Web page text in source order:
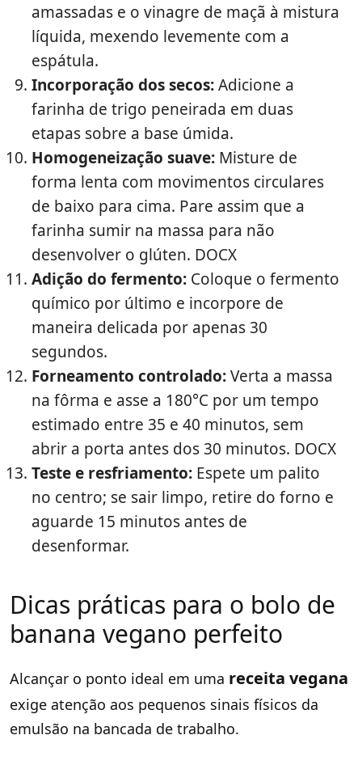
amassadas e o vinagre de maçã à mistura
líquida, mexendo levemente com a
espátula.
Incorporação dos secos:Adicione a
farinha de trigo peneirada em duas
etapas sobre a base úmida.
Homogeneização suave: Misture de
forma lenta com movimentos circulares
de baixo para cima. Pare assim que a
farinha sumir na massa para não
desenvolver o glúten. DOCX
Adição do fermento: Coloque o fermento
químico por último e incorpore de
maneira delicada por apenas 30
segundos.
Forneamento controlado:Verta a massa
na fôrma e asse a 180°C por um tempo
estimado entre 35 e 40 minutos, sem
abrir a porta antes dos 30 minutos. DOCX
Teste e resfriamento: Espete um palito
no centro; se sair limpo, retire do forno e
aguarde 15 minutos antes de
desenformar.
Dicas práticas para o bolo de
banana vegano perfeito
Alcançar o ponto ideal em uma receita vegana
exige atenção aos pequenos sinais físicos da
emulsão na bancada de trabalho.